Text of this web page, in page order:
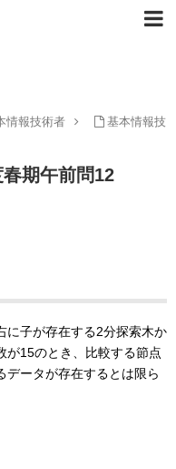
情報技術者
基本情報技
期午前問12
に子が存在する2分探索木か
が15のとき、比較する節点
データが存在するとは限ら